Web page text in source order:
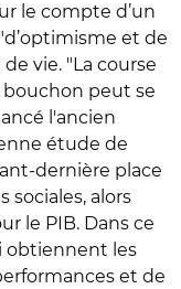
le compte d’un
et de
vie. "La course
peut se
l'ancien
étude de
dernière place
sociales, alors
le PIB. Dans ce
obtiennent les
et de